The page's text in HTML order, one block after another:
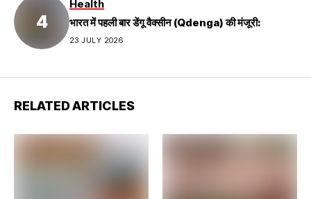
Health
भारत में पहली बार डेंगू वैक्सीन (Qdenga) की मंजूरी:
23 JULY 2026
RELATED ARTICLES